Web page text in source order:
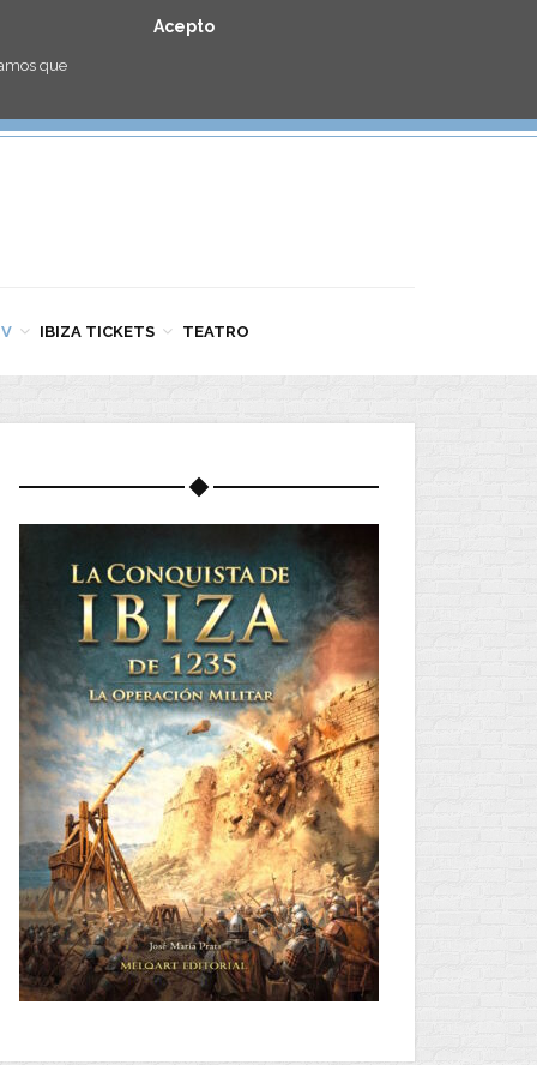
que
Acepto
IBIZA TICKETS TEATRO